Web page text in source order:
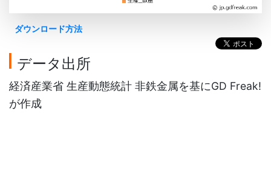
ダウンロード方法
データ出所
経済産業省 生産動態統計 非鉄金属を基にGD Freak!
が作成